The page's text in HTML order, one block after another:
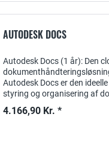
AUTODESK DOCS
Autodesk Docs (1 år): Den
Autodesk Docs er den
styring og organisering af
adgang...
4.166,90 Kr. *